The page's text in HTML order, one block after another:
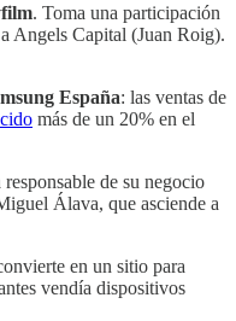
. Toma una participación
Angels Capital (Juan Roig).
España: las ventas de
más de un 20% en el
responsable de su negocio
Álava, que asciende a
en un sitio para
vendía dispositivos